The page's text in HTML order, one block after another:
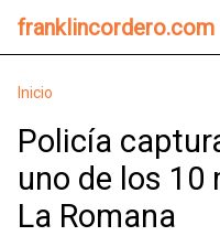
franklincordero.com
Inicio
Policía
uno de los 10
La Romana